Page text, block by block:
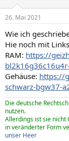
26. Mai 2021
Wie ich
Hie noch mit
RAM: https://
Gehäuse: https://
schwarz-bgw37-
Die deutsche
nutzen.
Allerdings ist sie nicht
in veränderter Form
unser Heer